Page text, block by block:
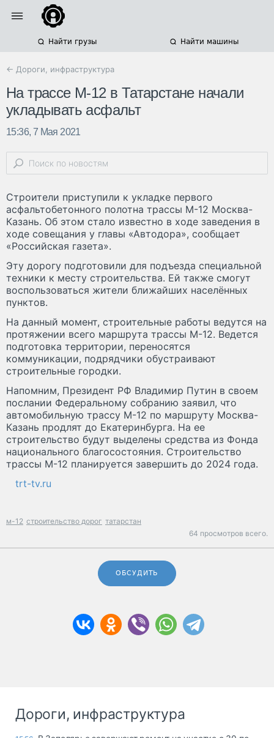
Найти грузы Найти машины
← Дороги, инфраструктура
На трассе М-12 в Татарстане начали
укладывать асфальт
15:36, 7 Мая 2021
Строители приступили к укладке первого
асфальтобетонного полотна трассы М-12 Москва-
Казань. Об этом стало известно в ходе заведения в
ходе совещания у главы «Автодора», сообщает
«Российская газета».
Эту дорогу подготовили для подъезда специальной
техники к месту строительства. Ей также смогут
воспользоваться жители ближайших населённых
пунктов.
На данный момент, строительные работы ведутся на
протяжении всего маршрута трассы М-12. Ведется
подготовка территории, переносятся
коммуникации, подрядчики обустраивают
строительные городки.
Напомним, Президент РФ Владимир Путин в своем
послании Федеральному собранию заявил, что
автомобильную трассу М-12 по маршруту Москва-
Казань продлят до Екатеринбурга. На ее
строительство будут выделены средства из Фонда
национального благосостояния. Строительство
трассы М-12 планируется завершить до 2024 года.
trt-tv.ru
м-12 строительство дорог татарстан
64 просмотров всего.
ОБСУДИТЬ
Дороги, инфраструктура